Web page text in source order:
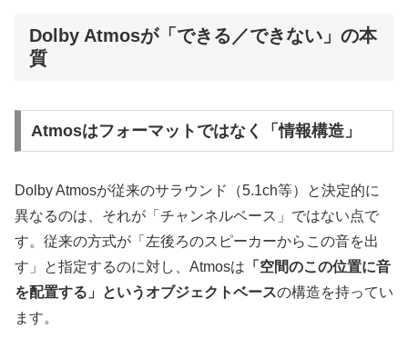
Dolby Atmosが「できる／できない」の本
質
Atmosはフォーマットではなく「情報構造」
Dolby Atmosが従来のサラウンド（5.1ch等）と決定的に
異なるのは、それが「チャンネルベース」ではない点で
す。従来の方式が「左後ろのスピーカーからこの音を出
す」と指定するのに対し、Atmosは 「空間のこの位置に音
を配置する」というオブジェクトベースの構造を持ってい
ます。